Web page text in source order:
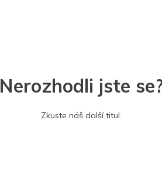
Nerozhodli jste
Zkuste náš další titul.